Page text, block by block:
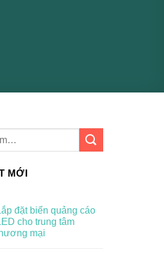
MỚI
đặt biển quảng cáo
cho trung tâm
mại